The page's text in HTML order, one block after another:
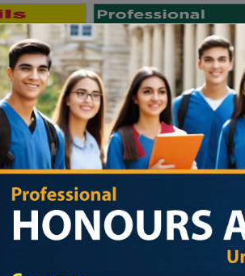
Public University Private University
School Category Division List